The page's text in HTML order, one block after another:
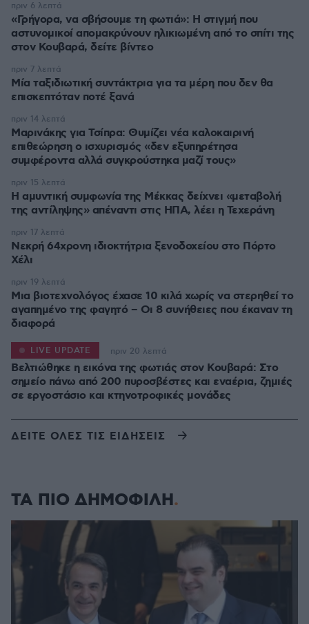
«Γρήγορα, να σβήσουμε τη φωτιά»: Η στιγμή που
αστυνομικοί απομακρύνουν ηλικιωμένη από το σπίτι της
στον Κουβαρά, δείτε βίντεο
πριν 6 λεπτά
Μία ταξιδιωτική συντάκτρια για τα μέρη που δεν θα
επισκεπτόταν ποτέ ξανά
πριν 7 λεπτά
Μαρινάκης για Τσίπρα: Θυμίζει νέα καλοκαιρινή
επιθεώρηση ο ισχυρισμός «δεν εξυπηρέτησα
συμφέροντα αλλά συγκρούστηκα μαζί τους»
πριν 14 λεπτά
Η αμυντική συμφωνία της Μέκκας δείχνει «μεταβολή
της αντίληψης» απέναντι στις ΗΠΑ, λέει η Τεχεράνη
πριν 15 λεπτά
Νεκρή 64χρονη ιδιοκτήτρια ξενοδοχείου στο Πόρτο
Χέλι
πριν 17 λεπτά
Μια βιοτεχνολόγος έχασε 10 κιλά χωρίς να στερηθεί το
αγαπημένο της φαγητό – Οι 8 συνήθειες που έκαναν τη
διαφορά
πριν 19 λεπτά
Βελτιώθηκε η εικόνα της φωτιάς στον Κουβαρά: Στο
σημείο πάνω από 200 πυροσβέστες και εναέρια, ζημιές
σε εργοστάσιο και κτηνοτροφικές μονάδες
LIVE UPDATE πριν 20 λεπτά
ΔΕΙΤΕ ΟΛΕΣ ΤΙΣ ΕΙΔΗΣΕΙΣ
ΤΑ ΠΙΟ ΔΗΜΟΦΙΛΗ